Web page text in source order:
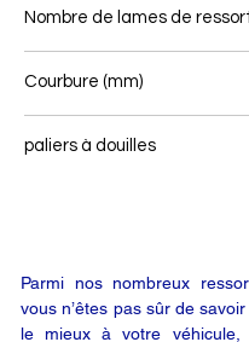
Nombre de lames de
Courbure (mm)
paliers à douilles
Parmi nos nombreux
vous n’êtes pas sûr de
le mieux à votre véhicule,